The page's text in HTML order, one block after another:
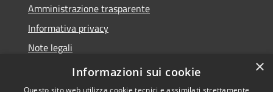
Amministrazione trasparente
Informativa privacy
Note legali
Dichiarazione di accessibilità
×
Informazioni sui cookie
Questo sito web utilizza cookie tecnici e assimilati strettamente